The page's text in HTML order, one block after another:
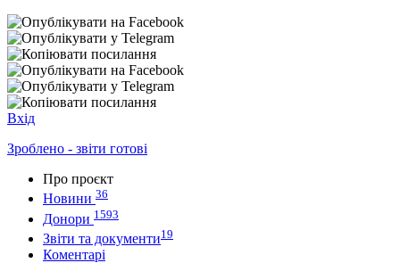
Вхід
Зроблено - звіти готові
Про проєкт
Новини 36
Донори 1593
Звіти та документи19
Коментарі